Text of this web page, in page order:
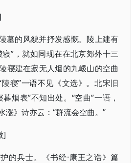
墓的风貌并抒发感慨。陵上建有
”，就如同现在在北京郊外十三
寝建在寂无人烟的九嵕山的空曲
陵寝”一语不见《文选》。北宋旧
烟表”不知出处。“空曲”一语，
涨》诗亦云：“群流会空曲。”
]
的兵士。《书经·康王之诰》篇